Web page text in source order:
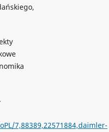
7,88389,22571884,daimler-